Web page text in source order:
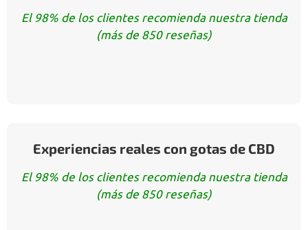
El 98% de los clientes recomienda nuestra tienda
(más de 850 reseñas)
Experiencias reales con gotas de CBD
El 98% de los clientes recomienda nuestra tienda
(más de 850 reseñas)